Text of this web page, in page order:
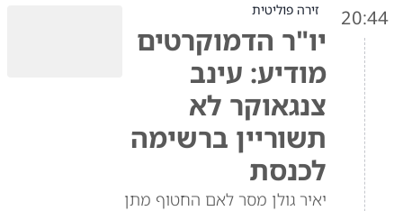
20:44 זירה פוליטית
יו"ר הדמוקרטים
מודיע: עינב
צנגאוקר לא
תשוריין ברשימה
לכנסת
יאיר גולן מסר לאם החטוף מתן